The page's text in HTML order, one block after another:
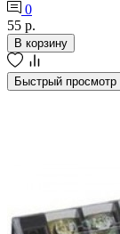
0
55 р.
В корзину
Быстрый просмотр